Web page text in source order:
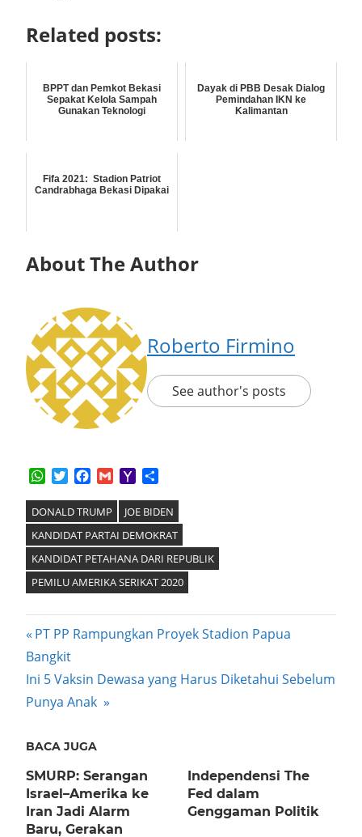
Related posts:
BPPT dan Pemkot Bekasi
Sepakat Kelola Sampah
Gunakan Teknologi
Dayak di PBB Desak Dialog
Pemindahan IKN ke
Kalimantan
Fifa 2021: Stadion Patriot
Candrabhaga Bekasi Dipakai
About The Author
Roberto Firmino
See author's posts
WhatsApp
TwitterFacebook
GmailYahoo
DONALD TRUMP
JOE BIDEN
KANDIDAT PARTAI DEMOKRAT
KANDIDAT PETAHANA DARI REPUBLIK
PEMILU AMERIKA SERIKAT 2020
Post
navigation
Previous
Post:
PT PP Rampungkan Proyek Stadion Papua
Bangkit
Next
Post:
Ini 5 Vaksin Dewasa yang Harus Diketahui Sebelum
Punya Anak
BACA JUGA
SMURP: Serangan
Israel–Amerika ke
Iran Jadi Alarm
Baru, Gerakan
Independensi The
Fed dalam
Genggaman Politik